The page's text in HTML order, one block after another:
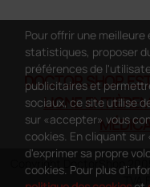
DOCTOR SHOP
LIGNE
Copyright DoctorShop
Pour offrir une
statistiques, proposer
préférences de
publicitaires et
sociaux, ce site utilise
sur «accepter» vous
cookies. En cliquant
d'exprimer sa propre
cookies. Pour plus